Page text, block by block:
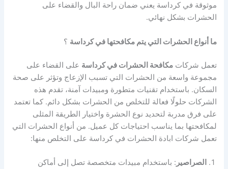
موثوقة في كرداسة يعني ضمان راحة البال والقضاء على
الحشرات بشكل نهائي.
ما أنواع الحشرات التي يتم مكافحتها في كرداسة ؟
تعمل شركاتمكافحة الحشرات في كرداسة على القضاء على
مجموعة واسعة من الحشرات التي تسبب الإزعاج وتؤثر على صحة
السكان. باستخدام تقنيات متطورة ومبيدات آمنة، تقدم هذه
الشركات حلولًا فعالة للتخلص من الحشرات بشكل دائم. كما تعتمد
على فرق مدربة لتحديد نوع الحشرة واختيار الطريقة المثلى
لمكافحتها بما يناسب احتياجات كل عميل. من أنواع الحشرات التي
تعمل شركات ابادة الحشرات في كرداسة على التخلص منها:
الصراصير : باستخدام مبيدات متخصصة تصل إلى أماكن